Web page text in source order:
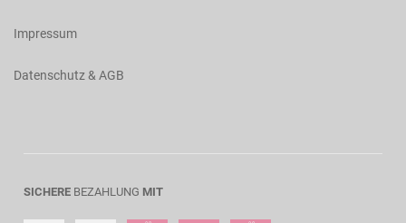
Impressum
Datenschutz & AGB
SICHERE BEZAHLUNG MIT